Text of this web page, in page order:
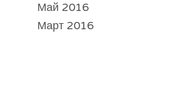
Май 2016
Март 2016